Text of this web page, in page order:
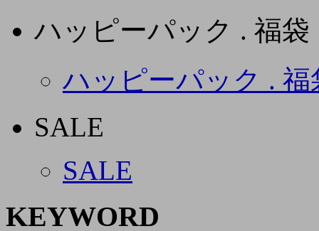
ハッピーパック . 福袋
ハッピーパック . 福
SALE
SALE
KEYWORD